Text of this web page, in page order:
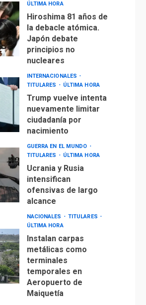
ÚLTIMA HORA
Hiroshima 81 años de
la debacle atómica.
Japón debate
principios no
nucleares
INTERNACIONALES
TITULARES
ÚLTIMA HORA
Trump vuelve intenta
nuevamente limitar
ciudadanía por
nacimiento
GUERRA EN EL MUNDO
TITULARES
ÚLTIMA HORA
Ucrania y Rusia
intensifican
ofensivas de largo
alcance
NACIONALES
TITULARES
ÚLTIMA HORA
Instalan carpas
metálicas como
terminales
temporales en
Aeropuerto de
Maiquetía